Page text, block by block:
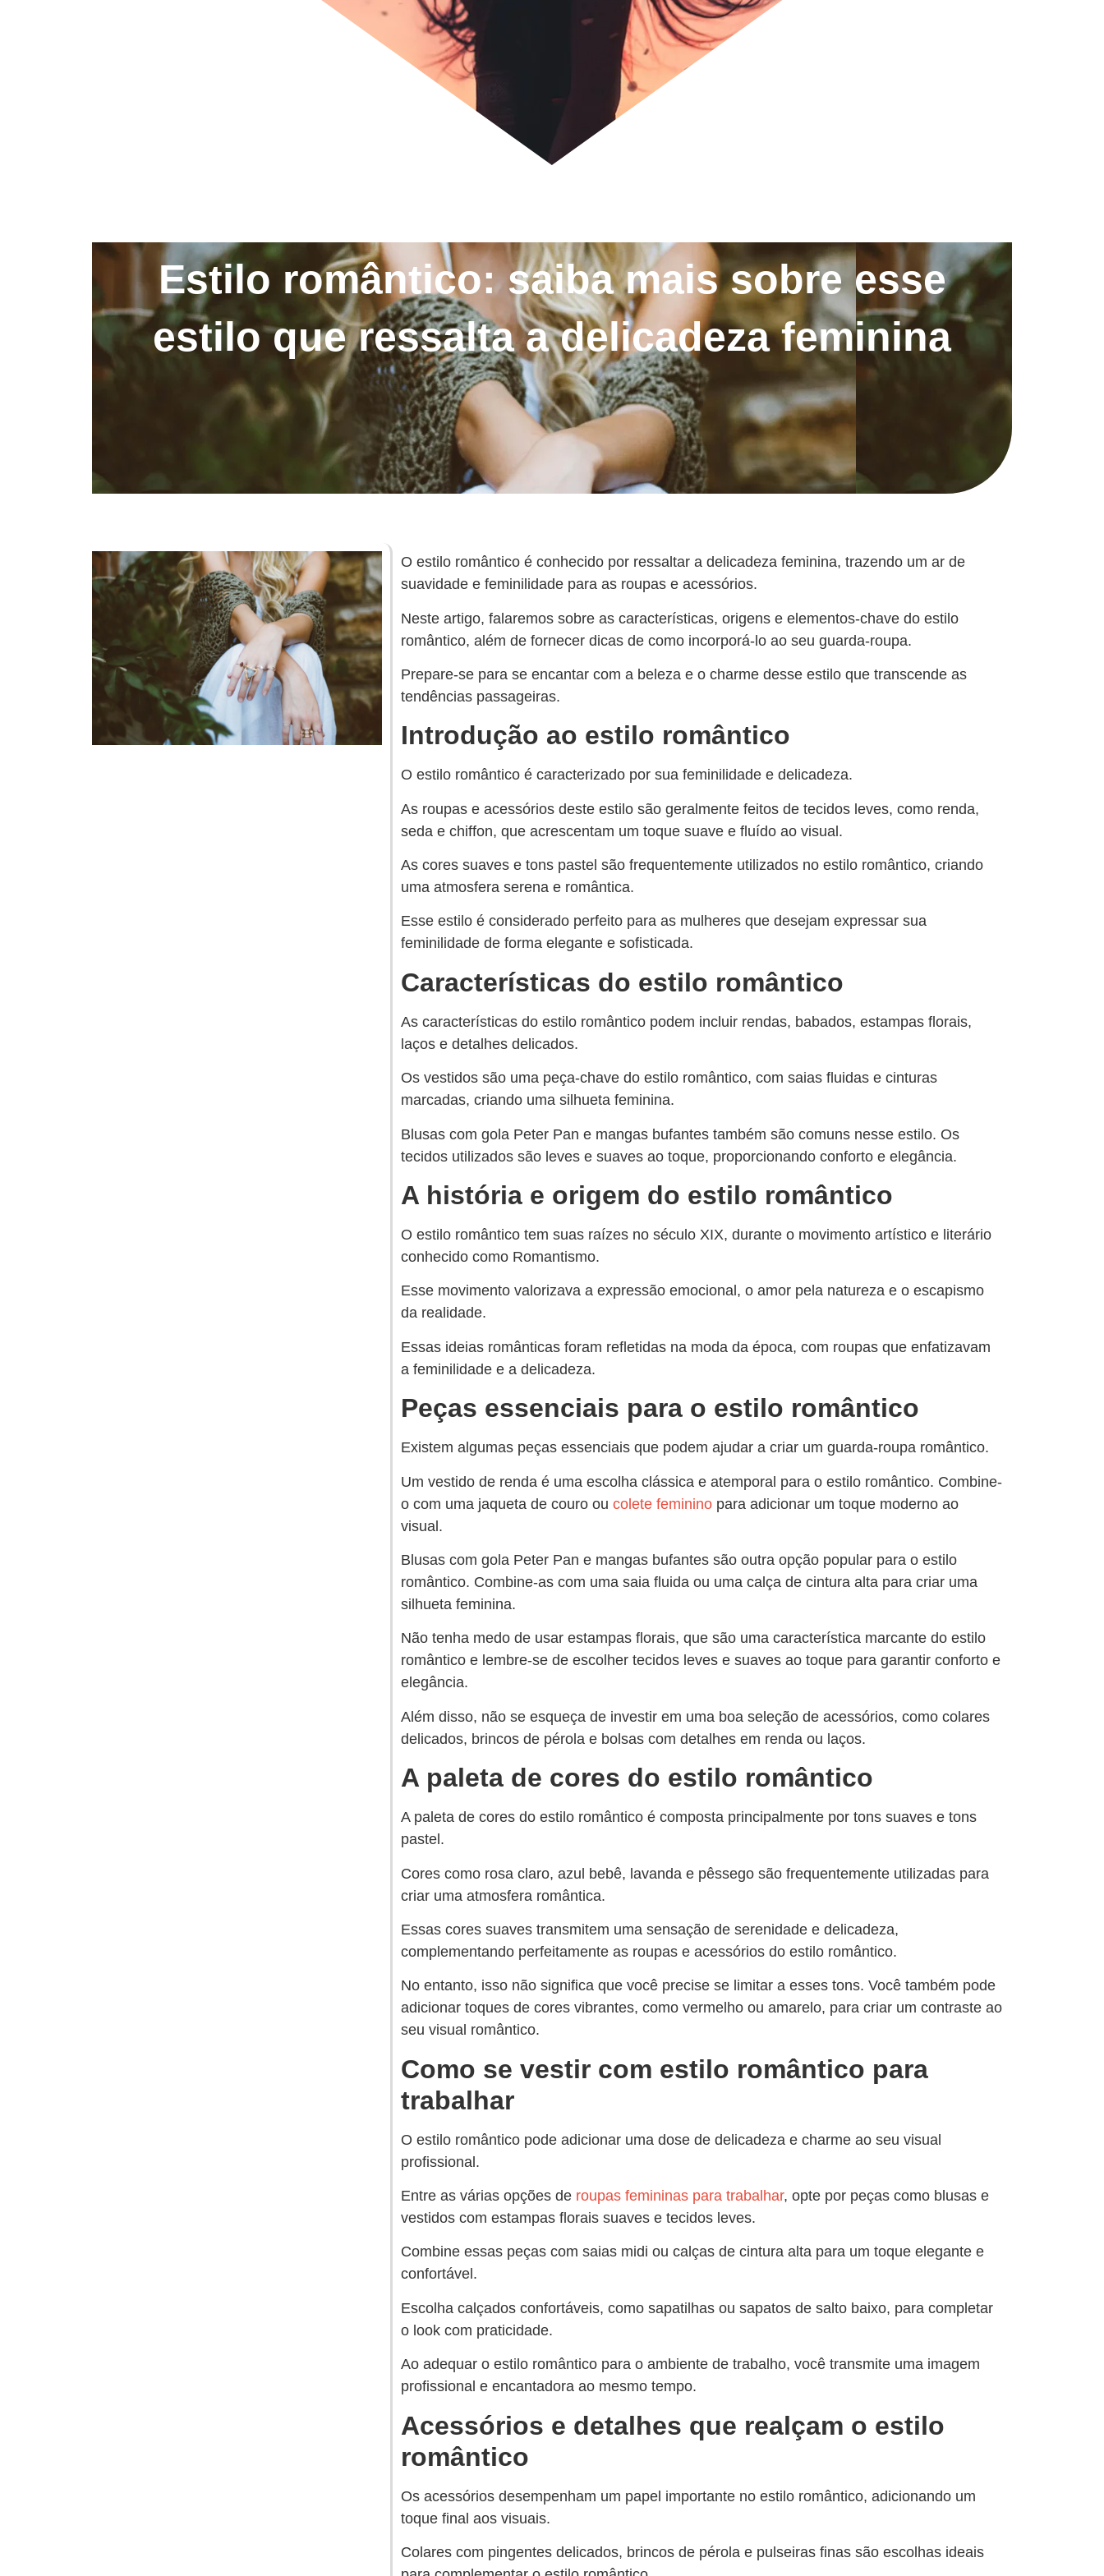
Estilo romântico: saiba mais sobre esse
estilo que ressalta a delicadeza feminina
‍O estilo romântico é conhecido por ressaltar a delicadeza feminina, trazendo um ar de
suavidade e feminilidade para as roupas e acessórios.
Neste artigo, falaremos sobre as características, origens e elementos-chave do estilo
romântico, além de fornecer dicas de como incorporá-lo ao seu guarda-roupa.
Prepare-se para se encantar com a beleza e o charme desse estilo que transcende as
tendências passageiras.
Introdução ao estilo romântico
O estilo romântico é caracterizado por sua feminilidade e delicadeza.
As roupas e acessórios deste estilo são geralmente feitos de tecidos leves, como renda,
seda e chiffon, que acrescentam um toque suave e fluído ao visual.
As cores suaves e tons pastel são frequentemente utilizados no estilo romântico, criando
uma atmosfera serena e romântica.
Esse estilo é considerado perfeito para as mulheres que desejam expressar sua
feminilidade de forma elegante e sofisticada.
Características do estilo romântico
As características do estilo romântico podem incluir rendas, babados, estampas florais,
laços e detalhes delicados.
Os vestidos são uma peça-chave do estilo romântico, com saias fluidas e cinturas
marcadas, criando uma silhueta feminina.
Blusas com gola Peter Pan e mangas bufantes também são comuns nesse estilo. Os
tecidos utilizados são leves e suaves ao toque, proporcionando conforto e elegância.
A história e origem do estilo romântico
O estilo romântico tem suas raízes no século XIX, durante o movimento artístico e literário
conhecido como Romantismo.
Esse movimento valorizava a expressão emocional, o amor pela natureza e o escapismo
da realidade.
Essas ideias românticas foram refletidas na moda da época, com roupas que enfatizavam
a feminilidade e a delicadeza.
Peças essenciais para o estilo romântico
Existem algumas peças essenciais que podem ajudar a criar um guarda-roupa romântico.
Um vestido de renda é uma escolha clássica e atemporal para o estilo romântico. Combine-
o com uma jaqueta de couro oucolete feminino para adicionar um toque moderno ao
visual.
Blusas com gola Peter Pan e mangas bufantes são outra opção popular para o estilo
romântico. Combine-as com uma saia fluida ou uma calça de cintura alta para criar uma
silhueta feminina.
Não tenha medo de usar estampas florais, que são uma característica marcante do estilo
romântico e lembre-se de escolher tecidos leves e suaves ao toque para garantir conforto e
elegância.
Além disso, não se esqueça de investir em uma boa seleção de acessórios, como colares
delicados, brincos de pérola e bolsas com detalhes em renda ou laços.
A paleta de cores do estilo romântico
A paleta de cores do estilo romântico é composta principalmente por tons suaves e tons
pastel.
Cores como rosa claro, azul bebê, lavanda e pêssego são frequentemente utilizadas para
criar uma atmosfera romântica.
Essas cores suaves transmitem uma sensação de serenidade e delicadeza,
complementando perfeitamente as roupas e acessórios do estilo romântico.
No entanto, isso não significa que você precise se limitar a esses tons. Você também pode
adicionar toques de cores vibrantes, como vermelho ou amarelo, para criar um contraste ao
seu visual romântico.
Como se vestir com estilo romântico para
trabalhar
O estilo romântico pode adicionar uma dose de delicadeza e charme ao seu visual
profissional.
Entre as várias opções de roupas femininas para trabalhar, opte por peças como blusas e
vestidos com estampas florais suaves e tecidos leves.
Combine essas peças com saias midi ou calças de cintura alta para um toque elegante e
confortável.
Escolha calçados confortáveis, como sapatilhas ou sapatos de salto baixo, para completar
o look com praticidade.
Ao adequar o estilo romântico para o ambiente de trabalho, você transmite uma imagem
profissional e encantadora ao mesmo tempo.
Acessórios e detalhes que realçam o estilo
romântico
Os acessórios desempenham um papel importante no estilo romântico, adicionando um
toque final aos visuais.
Colares com pingentes delicados, brincos de pérola e pulseiras finas são escolhas ideais